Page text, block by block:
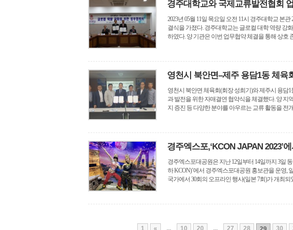
경주대학교와 국제교류발전협회
2023년 05월 11일 목요일 오전 11시 경주대학교 본
결식을 가졌다. 경주대학교는 글로컬 대학 역량 강
하였다. 양 기관은 이번 업무협약 체결을 통해 상호
영천시 북안면–제주 용담1동 체육
영천시 북안면 체육회(회장 성희기)와 제주시 용담
과 발전을 위한 자매결연 협약식을 체결했다. 양 지
지 증진 등 다양한 분야를 아우르는 교류 활동을 전
경주엑스포,‘KCON JAPAN 2023’
경주엑스포대공원은 지난 12일부터 14일까지 3일 동
하 KCON)’에서 경주엑스포대공원 홍보관을 운영,
국가에서 30회의 오프라인 행사(일본 7회)가 개최되